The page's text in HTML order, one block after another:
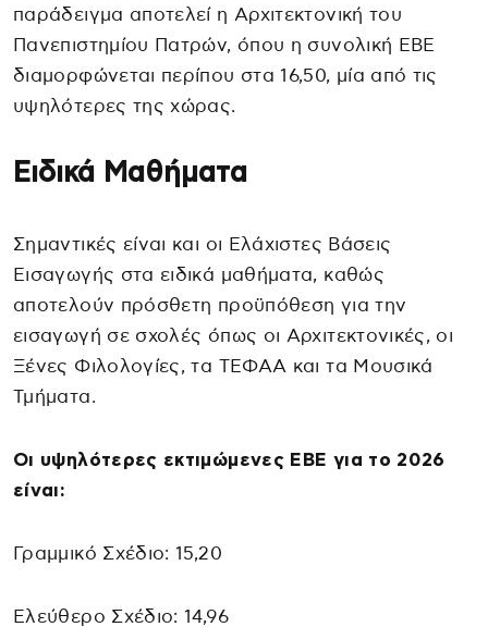
παράδειγμα αποτελεί η Αρχιτεκτονική του
Πανεπιστημίου Πατρών, όπου η συνολική ΕΒΕ
διαμορφώνεται περίπου στα 16,50, μία από τις
υψηλότερες της χώρας.
Ειδικά Μαθήματα
Σημαντικές είναι και οι Ελάχιστες Βάσεις
Εισαγωγής στα ειδικά μαθήματα, καθώς
αποτελούν πρόσθετη προϋπόθεση για την
εισαγωγή σε σχολές όπως οι Αρχιτεκτονικές, οι
Ξένες Φιλολογίες, τα ΤΕΦΑΑ και τα Μουσικά
Τμήματα.
Οι υψηλότερες εκτιμώμενες ΕΒΕ για το 2026
είναι:
Γραμμικό Σχέδιο: 15,20
Ελεύθερο Σχέδιο: 14,96